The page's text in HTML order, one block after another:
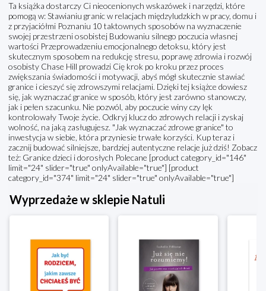
Ta książka dostarczy Ci nieocenionych wskazówek i narzędzi, które
pomogą w: Stawianiu granic w relacjach międzyludzkich w pracy, domu i
z przyjaciółmi Poznaniu 10 taktownych sposobów na wyznaczenie
swojej przestrzeni osobistej Budowaniu silnego poczucia własnej
wartości Przeprowadzeniu emocjonalnego detoksu, który jest
skutecznym sposobem na redukcję stresu, poprawę zdrowia i rozwój
osobisty Chase Hill prowadzi Cię krok po kroku przez proces
zwiększania świadomości i motywacji, abyś mógł skutecznie stawiać
granice i cieszyć się zdrowszymi relacjami. Dzięki tej książce dowiesz
się, jak wyznaczać granice w sposób, który jest zarówno stanowczy,
jak i pełen szacunku. Nie pozwól, aby poczucie winy czy lęk
kontrolowały Twoje życie. Odkryj klucz do zdrowych relacji i zyskaj
wolność, na jaką zasługujesz. "Jak wyznaczać zdrowe granice" to
inwestycja w siebie, która przyniesie trwałe korzyści. Kup teraz i
zacznij budować silniejsze, bardziej autentyczne relacje już dziś! Zobacz
też: Granice dzieci i dorosłych Polecane [product category_id="146"
limit="24" slider="true" onlyAvailable="true"] [product
category_id="374" limit="24" slider="true" onlyAvailable="true"]
Wyprzedaże w sklepie Natuli